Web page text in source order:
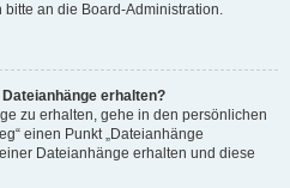
an die Board-Administration.
erhalten?
zu erhalten, gehe in den persönlichen
einen Punkt „Dateianhänge
Dateianhänge erhalten und diese